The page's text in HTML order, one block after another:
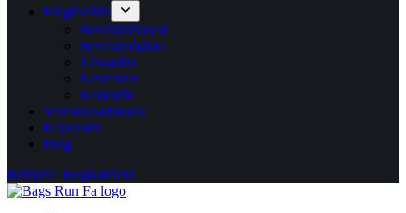
Kiegészítők
Bevásárlókocsi
Bevásárlótáska
Táskadísz
Neszeszer
Karkötők
Viszonteladóknak
Kapcsolat
Blog
Belépés / Regisztráció